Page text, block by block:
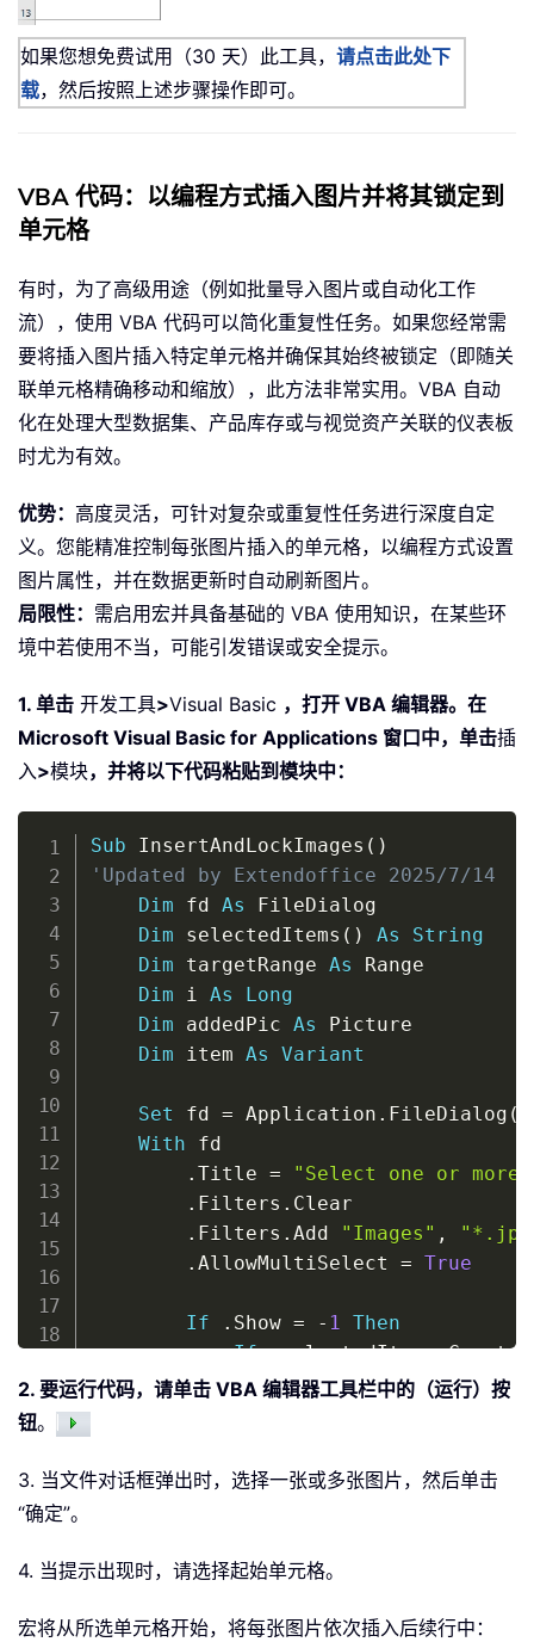
如果您想免费试用（30 天）此工具， 请点击此处下
载，然后按照上述步骤操作即可。
VBA 代码：以编程方式插入图片并将其锁定到
单元格
有时，为了高级用途（例如批量导入图片或自动化工作
流），使用 VBA 代码可以简化重复性任务。如果您经常需
要将插入图片插入特定单元格并确保其始终被锁定（即随关
联单元格精确移动和缩放），此方法非常实用。VBA 自动
化在处理大型数据集、产品库存或与视觉资产关联的仪表板
时尤为有效。
优势： 高度灵活，可针对复杂或重复性任务进行深度自定
义。您能精准控制每张图片插入的单元格，以编程方式设置
图片属性，并在数据更新时自动刷新图片。
局限性： 需启用宏并具备基础的 VBA 使用知识，在某些环
境中若使用不当，可能引发错误或安全提示。
1. 单击 开发工具>Visual Basic ，打开 VBA 编辑器。在
Microsoft Visual Basic for Applications 窗口中，单击插
入>模块，并将以下代码粘贴到模块中：
Sub InsertAndLockImages ( )
'Updated by Extendoffice 2025/7/14
Dim fd As FileDialog
Dim selectedItems ( ) As
String
Dim targetRange As Range
Dim i As
Long
Dim addedPic As Picture
Dim item As Variant
Set fd = Application . FileDialog (
With fd
. Title =
"Select one or more
. Filters . Clear
. Filters . Add "Images" ,
. AllowMultiSelect = True
If . Show = - 1 Then
If .selectedItems.Count
                selectedItems
(i) =
Exit Sub
End With
2. 要运行代码，请单击 VBA 编辑器工具栏中的（运行）按
钮。
3. 当文件对话框弹出时，选择一张或多张图片，然后单击
“确定”。
4. 当提示出现时，请选择起始单元格。
宏将从所选单元格开始，将每张图片依次插入后续行中：